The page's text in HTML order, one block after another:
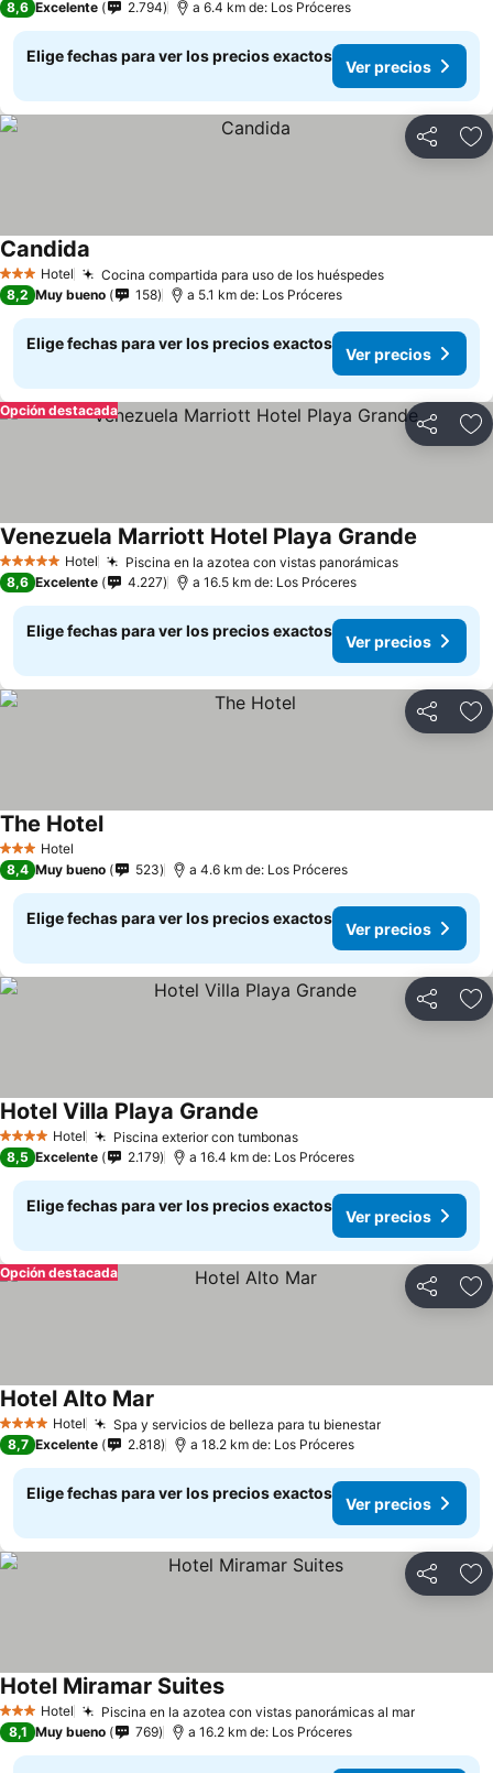
8,6 Excelente 2.794 a 6.4 km de: Los Próceres
Elige fechas para ver los precios exactos
Ver precios
Compartir
3 Estrellas
Hotel Cocina compartida para uso de los huéspedes
Candida
8,2 Muy bueno 158 a 5.1 km de: Los Próceres
Elige fechas para ver los precios exactos
Ver precios
Compartir
Opción destacada
5 Estrellas Hotel Piscina en la azotea con vistas panorámicas
Venezuela Marriott Hotel Playa Grande
8,6 Excelente 4.227 a 16.5 km de: Los Próceres
Elige fechas para ver los precios exactos
Ver precios
Compartir
3 Estrellas
Hotel
The Hotel
8,4 Muy bueno 523 a 4.6 km de: Los Próceres
Elige fechas para ver los precios exactos
Ver precios
Compartir
4 EstrellasHotel Piscina exterior con tumbonas
Hotel Villa Playa Grande
8,5 Excelente 2.179 a 16.4 km de: Los Próceres
Elige fechas para ver los precios exactos
Ver precios
Compartir
Opción destacada
4 EstrellasHotel Spa y servicios de belleza para tu bienestar
Hotel Alto Mar
8,7 Excelente 2.818 a 18.2 km de: Los Próceres
Elige fechas para ver los precios exactos
Ver precios
Compartir
3 Estrellas
Hotel Piscina en la azotea con vistas panorámicas al mar
Hotel Miramar Suites
8,1 Muy bueno 769 a 16.2 km de: Los Próceres